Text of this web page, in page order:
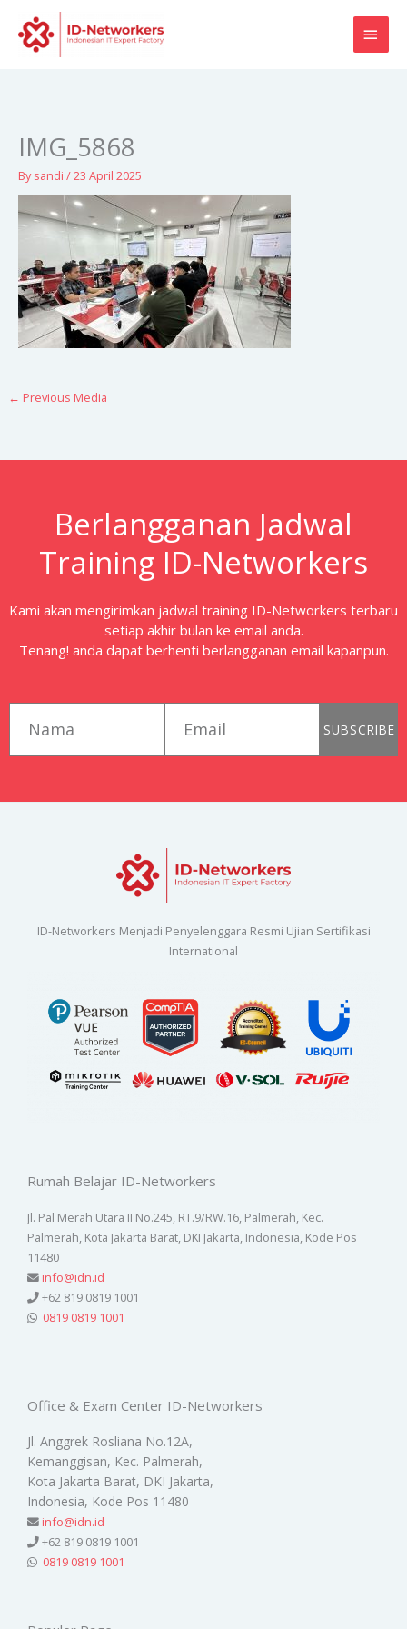
content
IMG_5868
Bysandi /23 April 2025
← Previous Media
Berlangganan Jadwal
Training ID-Networkers
Kami akan mengirimkan jadwal training ID-Networkers terbaru
setiap akhir bulan ke email anda.
Tenang! anda dapat berhenti berlangganan email kapanpun.
SUBSCRIBE
ID-Networkers Menjadi Penyelenggara Resmi Ujian Sertifikasi
International
Rumah Belajar ID-Networkers
Jl. Pal Merah Utara II No.245, RT.9/RW.16, Palmerah, Kec.
Palmerah, Kota Jakarta Barat, DKI Jakarta, Indonesia, Kode Pos
11480
info@idn.id
+62 819 0819 1001
0819 0819 1001
Office & Exam Center ID-Networkers
Jl. Anggrek Rosliana No.12A,
Kemanggisan, Kec. Palmerah,
Kota Jakarta Barat, DKI Jakarta,
Indonesia, Kode Pos 11480
info@idn.id
+62 819 0819 1001
0819 0819 1001